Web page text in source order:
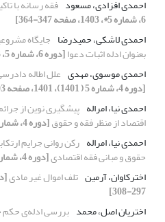
احمدی افزادی، مسعود فقه رسانه با
6، شماره 5*، 1403، صفحه 347-364]
احمدی لاشکی، حمیدرضا جایگاه
بعنوان ادله اثبات دعوا[دوره 6، شماره 5، 1403، صفحه 345-362]
احمدی موسوی، مهدی علل اطاله
[دوره 4، شماره 5 ( 1401)، 1401، صفحه 603-620]
احمدی نیا، امراله پیشگیری نوین از
اقتصاد از منظر فقه و حقوق[دوره 4، شماره 1، 1401، صفحه 135-151]
احمدی نیا، امراله رکن روانی جرایم
حقوق و مبانی فقه اقتصادی[دوره 4، شماره 3، 1401، صفحه 169-195]
اخترکاوان، آرمین تلف اموال غیر مادی
297-308]
اختریان اصل، محمد بررسی ادله‌ی